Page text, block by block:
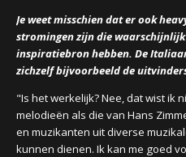
Je weet misschien dat er ook
stromingen zijn die
inspiratiebron hebben. De
zichzelf bijvoorbeeld de
"Is het werkelijk? Nee, dat wist ik
melodieën als die van Hans
en muzikanten uit diverse
kunnen dienen. Ik kan me goed